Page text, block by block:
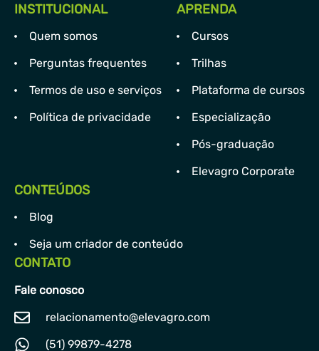
INSTITUCIONAL
Quem somos
Perguntas frequentes
Termos de uso e serviços
Política de privacidade
APRENDA
Cursos
Trilhas
Plataforma de cursos
Especialização
Pós-graduação
Elevagro Corporate
CONTEÚDOS
Blog
Seja um criador de conteúdo
CONTATO
Fale conosco
relacionamento@elevagro.com
(51) 99879-4278